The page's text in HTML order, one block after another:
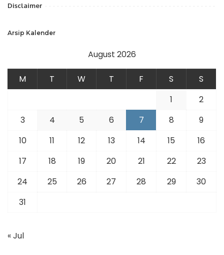
Disclaimer
Arsip Kalender
August 2026
M T W T F S
S
1
2
3
4 5 6 7 8
9
10
11 12 13 14 15
16
17
18 19 20 21 22
23
24
25 26 27 28 29
30
31
« Jul